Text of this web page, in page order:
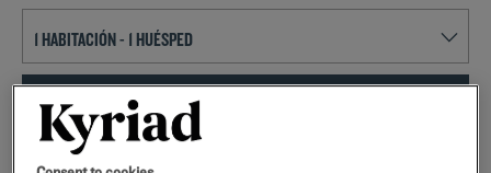
ENCONTRAR UN HOTEL
Añadir un código especial